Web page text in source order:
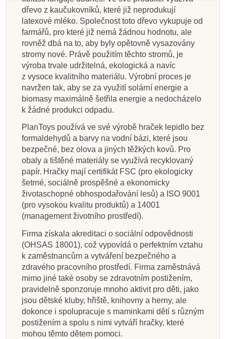
dřevo z kaučukovníků, které již neprodukují
latexové mléko. Společnost toto dřevo vykupuje od
farmářů, pro které již nemá žádnou hodnotu, ale
rovněž dbá na to, aby byly opětovně vysazovány
stromy nové. Právě použitím těchto stromů, je
výroba trvale udržitelná, ekologická a navíc
z vysoce kvalitního materiálu. Výrobní proces je
navržen tak, aby se za využití solární energie a
biomasy maximálně šetřila energie a nedocházelo
k žádné produkci odpadu.
PlanToys používá ve své výrobě hraček lepidlo bez
formaldehydů a barvy na vodní bázi, které jsou
bezpečné, bez olova a jiných těžkých kovů. Pro
obaly a tištěné materiály se využívá recyklovaný
papír. Hračky mají certifikát FSC (pro ekologicky
šetrné, sociálně prospěšné a ekonomicky
životaschopné obhospodařování lesů) a ISO 9001
(pro vysokou kvalitu produktů) a 14001
(management životního prostředí).
Firma získala akreditaci o sociální odpovědnosti
(OHSAS 18001), což vypovídá o perfektním vztahu
k zaměstnancům a vytváření bezpečného a
zdravého pracovního prostředí. Firma zaměstnává
mimo jiné také osoby se zdravotním postižením,
pravidelně sponzoruje mnoho aktivit pro děti, jako
jsou dětské kluby, hřiště, knihovny a herny, ale
dokonce i spolupracuje s maminkami dětí s různým
postižením a spolu s nimi vytváří hračky, které
mohou těmto dětem pomoci.